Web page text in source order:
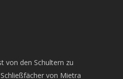
von den Schultern zu
von Mietra